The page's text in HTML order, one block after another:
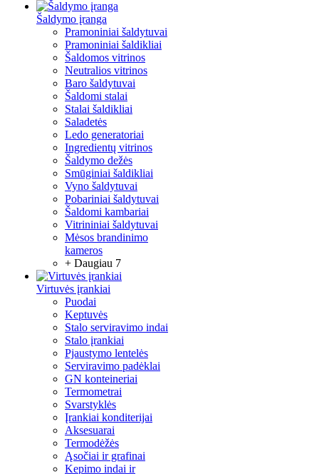
Šaldymo įranga
Pramoniniai šaldytuvai
Pramoniniai šaldikliai
Šaldomos vitrinos
Neutralios vitrinos
Baro šaldytuvai
Šaldomi stalai
Stalai šaldikliai
Saladetės
Ledo generatoriai
Ingredientų vitrinos
Šaldymo dežės
Smūginiai šaldikliai
Vyno šaldytuvai
Pobariniai šaldytuvai
Šaldomi kambariai
Vitrininiai šaldytuvai
Mėsos brandinimo
kameros
+ Daugiau 7
Virtuvės įrankiai
Puodai
Keptuvės
Stalo serviravimo indai
Stalo įrankiai
Pjaustymo lentelės
Serviravimo padėklai
GN konteineriai
Termometrai
Svarstyklės
Įrankiai konditerijai
Aksesuarai
Termodėžės
Ąsočiai ir grafinai
Kepimo indai ir